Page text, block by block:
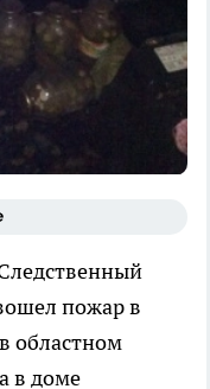
пожар в
областном
в доме